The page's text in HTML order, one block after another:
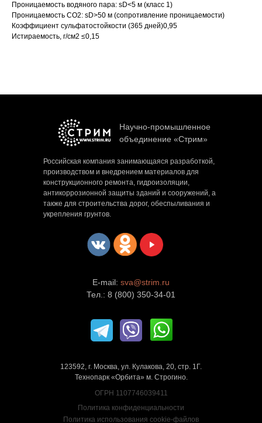
Проницаемость водяного пара: sD˂5 м (класс 1)
Проницаемость СО2: sD˃50 м (сопротивление проницаемости)
Коэффициент сульфатостойкости (365 дней)0,95
Истираемость, г/см2 ≤0,15
Российская компания занимающаяся разработкой,
производством и внедрением материалов для
конструкционного ремонта, гидроизоляции,
антикоррозионной защиты зданий и сооружений, а
также для строительства дорог, обеспыливания и
укрепления грунтов.
Политика конфиденциальности
Политика использования cookie-файлов
123592, г. Москва, ул. Кулакова, 20, стр. 1Г.
Технопарк «Орбита» м. Строгино.
ОГРН 1107746039411
E-mail: sva@strim.ru
Тел.: 8 (800) 350-34-01
Научно-промышленное
объединение «Стрим»